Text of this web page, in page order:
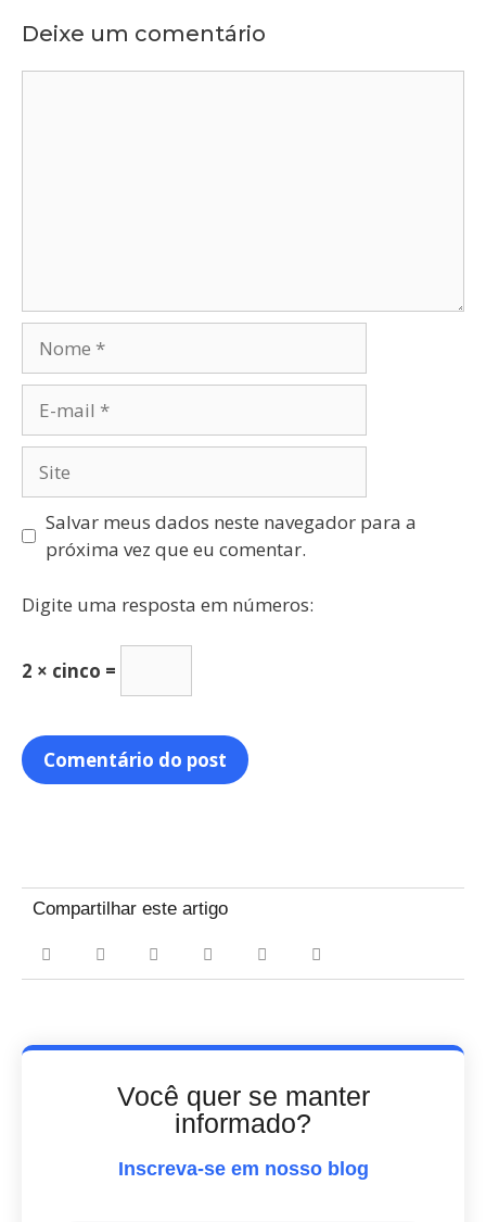
Deixe um comentário
Salvar meus dados neste navegador para a
próxima vez que eu comentar.
Digite uma resposta em números:
2 × cinco =
Compartilhar este artigo
Você quer se manter
informado?
Inscreva-se em nosso blog